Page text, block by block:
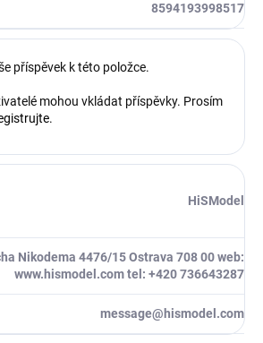
8594193998517
příspěvek k této položce.
mohou vkládat příspěvky. Prosím
.
HiSModel
Nikodema 4476/15 Ostrava 708 00 web:
www.hismodel.com tel: +420 736643287
message@hismodel.com